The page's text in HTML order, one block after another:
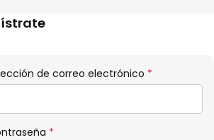
de correo electrónico *
*